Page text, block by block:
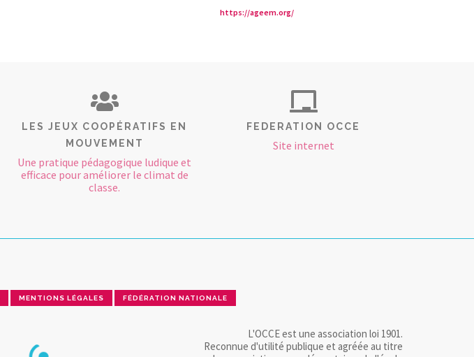
https://ageem.org/
LES JEUX COOPÉRATIFS EN
MOUVEMENT
Une pratique pédagogique ludique et
efficace pour améliorer le climat de
classe.
FEDERATION OCCE
Site internet
MENTIONS LÉGALES FÉDÉRATION NATIONALE
L'OCCE est une association loi 1901.
Reconnue d'utilité publique et agréée au titre